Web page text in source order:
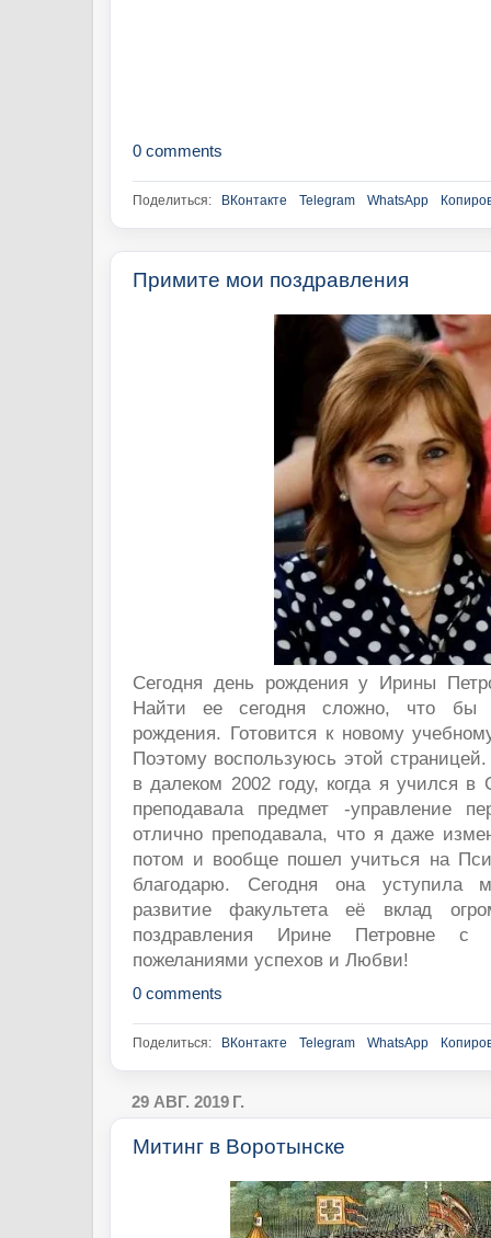
0 comments
Поделиться: ВКонтакте Telegram WhatsApp
Примите мои поздравления
Сегодня день рождения у Ирины
Найти ее сегодня сложно, что бы
рождения. Готовится к новому
Поэтому воспользуюсь этой
в далеком 2002 году, когда я учился
преподавала предмет -управление
отлично преподавала, что я даже
потом и вообще пошел учиться на
благодарю. Сегодня она уступила
развитие факультета её вклад
поздравления Ирине Петровне
пожеланиями успехов и Любви!
0 comments
Поделиться: ВКонтакте Telegram WhatsApp
29 АВГ. 2019 Г.
Митинг в Воротынске